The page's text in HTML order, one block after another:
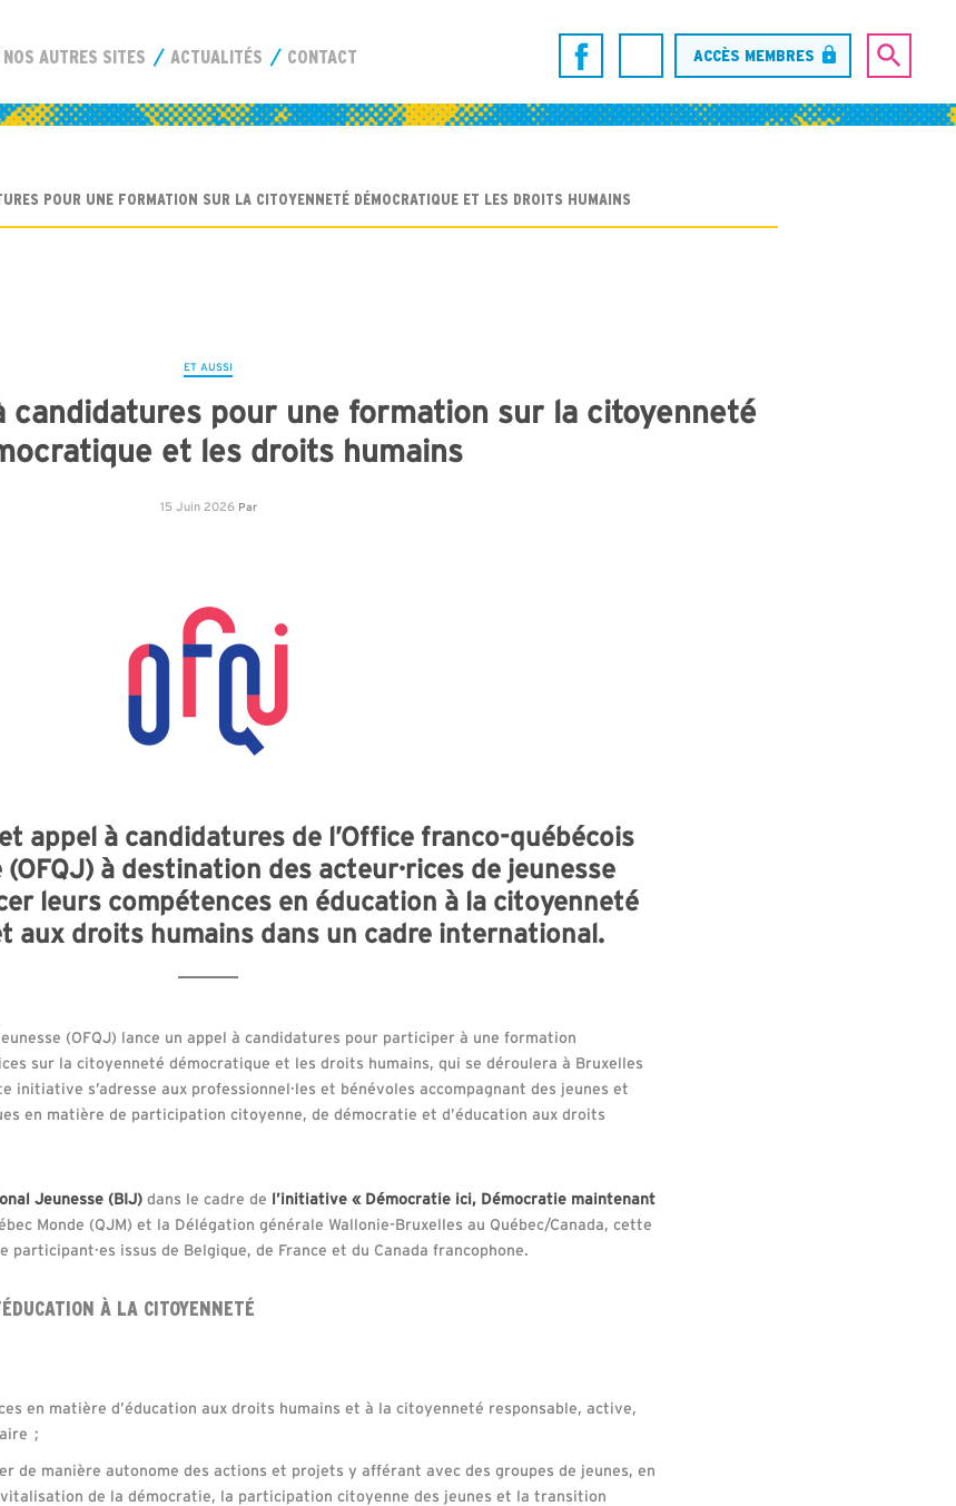
NOS AUTRES SITES ACTUALITÉS CONTACT ACCÈS MEMBRES
POUR UNE FORMATION SUR LA CITOYENNETÉ DÉMOCRATIQUE ET LES DROITS HUMAINS
ET AUSSI
candidatures pour une formation sur la citoyenneté
et les droits humains
15 Juin 2026 Par
appel à candidatures de l’Office franco-québécois
à destination des acteur·rices de jeunesse
leurs compétences en éducation à la citoyenneté
aux droits humains dans un cadre international.
(OFQJ) lance un appel à candidatures pour participer à une formation
sur la citoyenneté démocratique et les droits humains, qui se déroulera à Bruxelles
initiative s’adresse aux professionnel·les et bénévoles accompagnant des jeunes et
en matière de participation citoyenne, de démocratie et d’éducation aux droits
Jeunesse (BIJ)dans le cadre de l’initiative « Démocratie ici, Démocratie maintenant
Monde (QJM) et la Délégation générale Wallonie-Bruxelles au Québec/Canada, cette
issus de Belgique, de France et du Canada francophone.
À LA CITOYENNETÉ
en matière d’éducation aux droits humains et à la citoyenneté responsable, active,
;
de manière autonome des actions et projets y afférant avec des groupes de jeunes, en
de la démocratie, la participation citoyenne des jeunes et la transition